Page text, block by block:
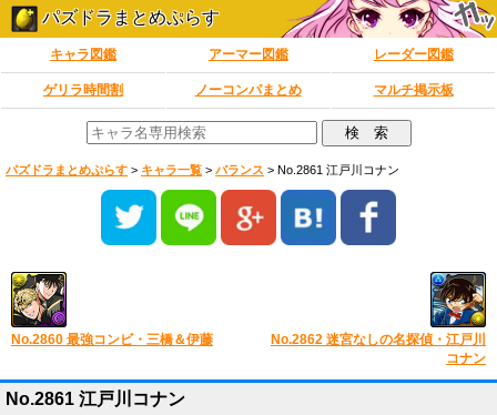
パズドラまとめぷらす
キャラ図鑑 アーマー図鑑 レーダー図鑑
ゲリラ時間割 ノーコンパまとめ マルチ掲示板
パズドラまとめぷらす > キャラ一覧 > バランス > No.2861 江戸川コナン
No.2860 最強コンビ・三橋＆伊藤
No.2862 迷宮なしの名探偵・江戸川
コナン
No.2861 江戸川コナン